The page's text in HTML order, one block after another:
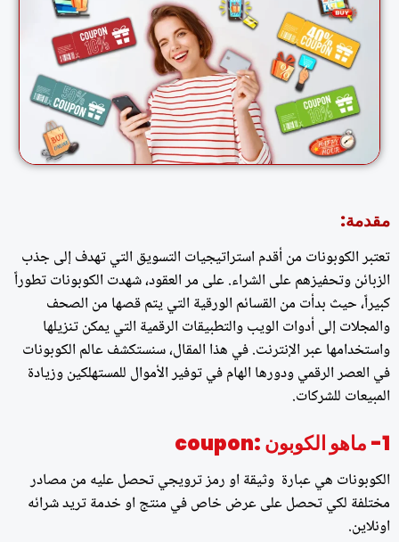
مقدمة:
تعتبر الكوبونات من أقدم استراتيجيات التسويق التي تهدف إلى جذب
الزبائن وتحفيزهم على الشراء. على مر العقود، شهدت الكوبونات تطوراً
كبيراً، حيث بدأت من القسائم الورقية التي يتم قصها من الصحف
والمجلات إلى أدوات الويب والتطبيقات الرقمية التي يمكن تنزيلها
واستخدامها عبر الإنترنت. في هذا المقال، سنستكشف عالم الكوبونات
في العصر الرقمي ودورها الهام في توفير الأموال للمستهلكين وزيادة
المبيعات للشركات.
1- ماهو الكوبون :coupon
الكوبونات هي عبارة وثيقة او رمز ترويجي تحصل عليه من مصادر
مختلفة لكي تحصل على عرض خاص في منتج او خدمة تريد شرائه
اونلاين.